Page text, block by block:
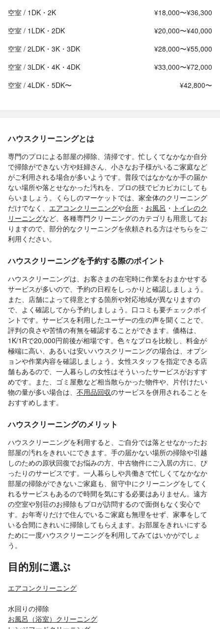
空室 / 1DK・2K
¥18,000〜¥36,300
空室 / 1LDK・2DK
¥20,000〜¥40,000
空室 / 2LDK・3K・3DK
¥28,000〜¥55,000
空室 / 3LDK・4K・4DK
¥33,000〜¥72,000
空室 / 4LDK・5DK〜
¥42,800〜
ハウスクリーニングとは
専門のプロによる部屋の掃除、清掃です。忙しくてなかなか自分
で掃除ができない方や妊婦さん、小さなお子様がいるご家庭など
がご利用される場合が多いようです。普段ではなかなか手の届か
ない場所や落とせなかった汚れを、プロの技でピカピカにしても
らいましょう。くらしのマーケットでは、家全体のクリーニング
だけでなく、 エアコンクリーニングや台所 ・ お風呂 ・ トイレのク
リーニングなど、各種専門クリーニングのカテゴリも用意してお
りますので、部分的なクリーニングを依頼される方はそちらをご
利用ください。
ハウスクリーニングを予約する際のポイント
ハウスクリーニングは、お客さまの在宅時に作業をおまかせする
サービスが多いので、予約の日程をしっかりと確認しましょう。
また、店舗によって得意とする箇所や対応地域が異なりますの
で、よく確認してから予約しましょう。口コミも要チェックポイ
ントです。サービスを利用したユーザーの生の声を聞くことで、
評判の良さや苦情の有無を確認することができます。価格は、
1K/1Rで20,000円前後が相場です。色々なプロを比較し、料金が
極端に高い、あるいは安いハウスクリーニングの場合は、オプシ
ョンや作業内容を確認しましょう。女性スタッフを指定できる店
舗もあるので、一人暮らしの女性はそういったサービスがおすす
めです。また、ゴミ屋敷など相当散らかった物件や、片付けたい
物の量が多い場合は、 不用品回収のサービスを併用されることを
おすすめします。
ハウスクリーニングのメリット
ハウスクリーニングを利用すると、ご自分では落とせなかったお
部屋の汚れをきれいにできます。手の届かない場所の掃除や引越
しのための原状回復でお悩みの方、中古物件にご入居の方に、ぴ
ったりのサービスです。一人暮らしや共働きで忙しくてなかなか
部屋の掃除ができないご家庭も、留守中にクリーニングをしてく
れるサービスもあるので時間を気にする必要はありません。遠方
の空室や別荘のお掃除もプロが訪問するので面倒もなく安心で
す。お年寄りだけで住んでいるご家庭も無理をせず、家事をして
いる合間にきれいに掃除してもらえます。お部屋をきれいにする
ために一度ハウスクリーニングを利用してみてはいかがでしょ
う。
目的別に選ぶ
エアコンクリーニング
水回りの掃除
お風呂（浴室）クリーニング